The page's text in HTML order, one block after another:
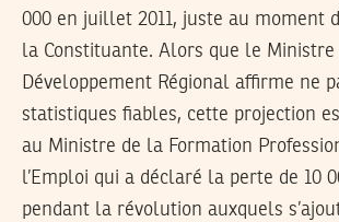
000 en juillet 2011, juste au moment
la Constituante. Alors que le Ministre
Développement Régional affirme ne
statistiques fiables, cette projection
au Ministre de la Formation
l’Emploi qui a déclaré la perte de 10
pendant la révolution auxquels